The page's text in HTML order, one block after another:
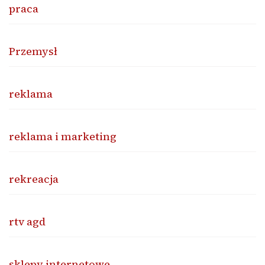
praca
Przemysł
reklama
reklama i marketing
rekreacja
rtv agd